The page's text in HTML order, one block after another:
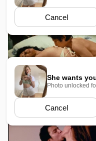
875
Final Scandal MMSub